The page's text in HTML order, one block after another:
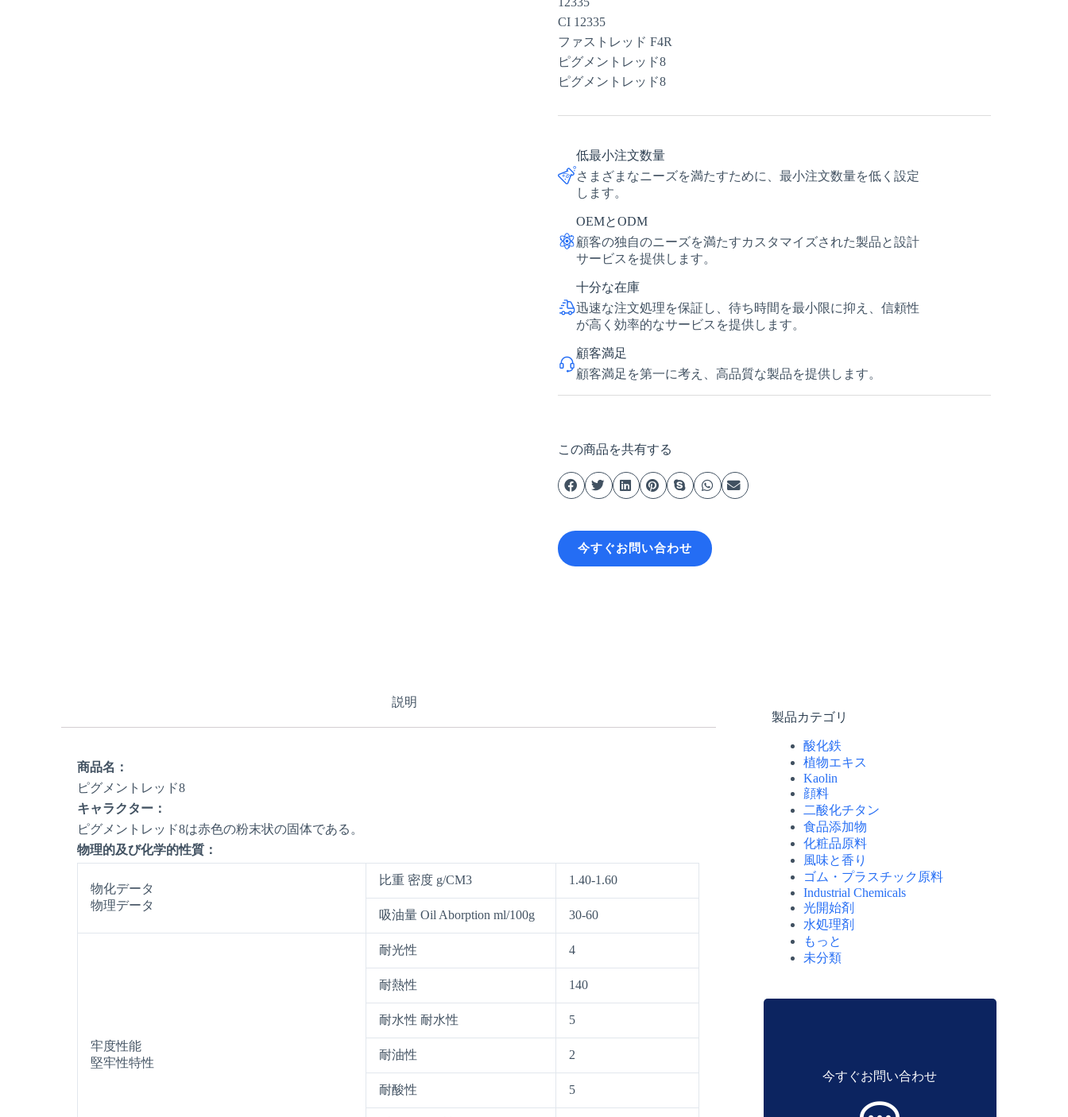
CI 12335
ファストレッド F4R
ピグメントレッド8
ピグメントレッド8
低最小注文数量
さまざまなニーズを満たすために、最小注文数量を低く設定
します。
OEMとODM
顧客の独自のニーズを満たすカスタマイズされた製品と設計
サービスを提供します。
十分な在庫
迅速な注文処理を保証し、待ち時間を最小限に抑え、信頼性
が高く効率的なサービスを提供します。
顧客満足
顧客満足を第一に考え、高品質な製品を提供します。
この商品を共有する
今すぐお問い合わせ
説明
商品名：
ピグメントレッド8
キャラクター：
ピグメントレッド8は赤色の粉末状の固体である。
物理的及び化学的性質：
物化データ
物理データ
比重 密度 g/CM3 1.40-1.60
吸油量 Oil Aborption ml/100g 30-60
牢度性能
堅牢性特性
耐光性 4
耐熱性 140
耐水性 耐水性 5
耐油性 2
耐酸性 5
製品カテゴリ
酸化鉄
植物エキス
Kaolin
顔料
二酸化チタン
食品添加物
化粧品原料
風味と香り
ゴム・プラスチック原料
Industrial Chemicals
光開始剤
水処理剤
もっと
未分類
今すぐお問い合わせ